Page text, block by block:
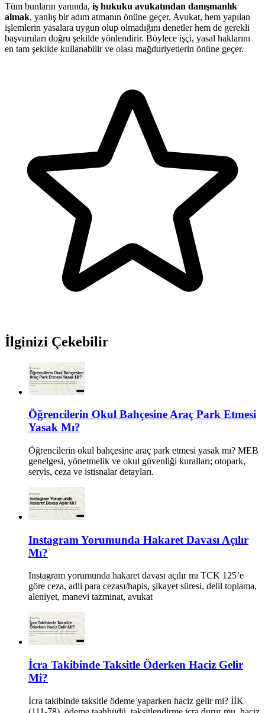
Tüm bunların yanında, iş hukuku avukatından danışmanlık
almak, yanlış bir adım atmanın önüne geçer. Avukat, hem yapılan
işlemlerin yasalara uygun olup olmadığını denetler hem de gerekli
başvuruları doğru şekilde yönlendirir. Böylece işçi, yasal haklarını
en tam şekilde kullanabilir ve olası mağduriyetlerin önüne geçer.
İlginizi Çekebilir
Öğrencilerin Okul Bahçesine Araç Park Etmesi
Yasak Mı?
Öğrencilerin okul bahçesine araç park etmesi yasak mı? MEB
genelgesi, yönetmelik ve okul güvenliği kuralları; otopark,
servis, ceza ve istisnalar detayları.
Instagram Yorumunda Hakaret Davası Açılır
Mı?
Instagram yorumunda hakaret davası açılır mı TCK 125’e
göre ceza, adli para cezası/hapis, şikayet süresi, delil toplama,
aleniyet, manevi tazminat, avukat
İcra Takibinde Taksitle Öderken Haciz Gelir
Mi?
İcra takibinde taksitle ödeme yaparken haciz gelir mi? İİK